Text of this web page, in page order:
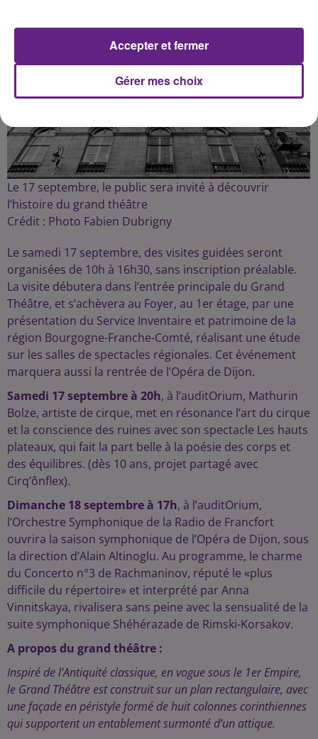
Le 17 septembre, le public sera invité à découvrir
l’histoire du grand théâtre
Crédit : Photo Fabien Dubrigny
Le samedi 17 septembre, des visites guidées seront
organisées de 10h à 16h30, sans inscription préalable.
La visite débutera dans l’entrée principale du Grand
Théâtre, et s’achèvera au Foyer, au 1er étage, par une
présentation du Service Inventaire et patrimoine de la
région Bourgogne-Franche-Comté, réalisant une étude
sur les salles de spectacles régionales. Cet événement
marquera aussi la rentrée de l’Opéra de Dijon.
Samedi 17 septembre à 20h, à l’auditOrium, Mathurin
Bolze, artiste de cirque, met en résonance l’art du cirque
et la conscience des ruines avec son spectacle Les hauts
plateaux, qui fait la part belle à la poésie des corps et
des équilibres. (dès 10 ans, projet partagé avec
Cirq’ônflex).
Dimanche 18 septembre à 17h, à l’auditOrium,
l’Orchestre Symphonique de la Radio de Francfort
ouvrira la saison symphonique de l’Opéra de Dijon, sous
la direction d’Alain Altinoglu. Au programme, le charme
du Concerto n°3 de Rachmaninov, réputé le «plus
difficile du répertoire» et interprété par Anna
Vinnitskaya, rivalisera sans peine avec la sensualité de la
suite symphonique Shéhérazade de Rimski-Korsakov.
A propos du grand théâtre :
Inspiré de l’Antiquité classique, en vogue sous le 1er Empire,
le Grand Théâtre est construit sur un plan rectangulaire, avec
une façade en péristyle formé de huit colonnes corinthiennes
qui supportent un entablement surmonté d’un attique.
Gérer mes choix
Accepter et fermer